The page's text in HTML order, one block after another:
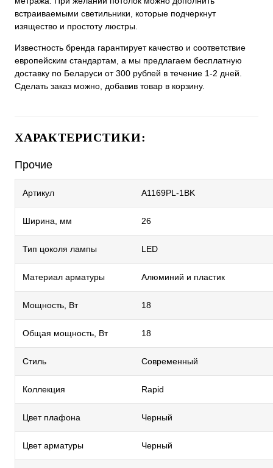
встраиваемыми светильники, которые подчеркнут
изящество и простоту люстры.
Известность бренда гарантирует качество и соответствие
европейским стандартам, а мы предлагаем бесплатную
доставку по Беларуси от 300 рублей в течение 1-2 дней.
Сделать заказ можно, добавив товар в корзину.
ХАРАКТЕРИСТИКИ:
Прочие
Артикул A1169PL-1BK
Ширина, мм 26
Тип цоколя лампы LED
Материал арматуры Алюминий и пластик
Мощность, Вт 18
Общая мощность, Вт 18
Стиль Современный
Коллекция Rapid
Цвет плафона Черный
Цвет арматуры Черный